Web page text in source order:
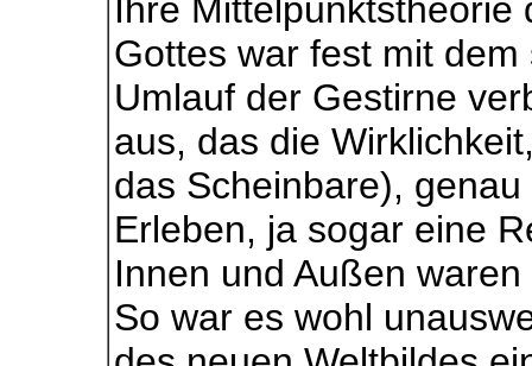
Ihre Mittelpunktstheorie
Gottes war fest mit
Umlauf der Gestirne
aus, das die
das Scheinbare),
Erleben, ja sogar eine
Innen und Außen
So war es wohl